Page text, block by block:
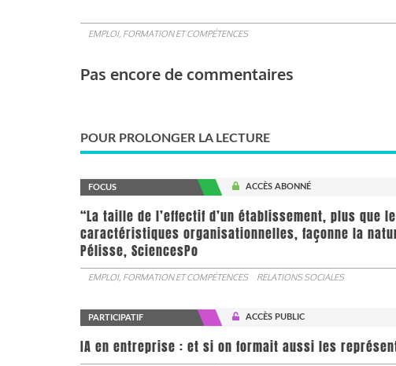
EMPLOI, FORMATION ET COMPÉTENCES
Pas encore de commentaires
POUR PROLONGER LA LECTURE
FOCUS ACCÈS ABONNÉ
“La taille de l’effectif d’un établissement, plus que
caractéristiques organisationnelles, façonne la
Pélisse, SciencesPo
EMPLOI, FORMATION ET COMPÉTENCES RELATIONS SOCIALES
PARTICIPATIF ACCÈS PUBLIC
IA en entreprise : et si on formait aussi les